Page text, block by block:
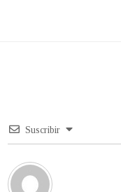
Suscribir